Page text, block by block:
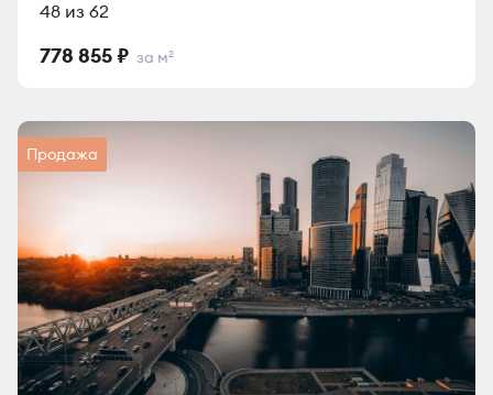
48 из 62
778 855 ₽ за м2
Продажа